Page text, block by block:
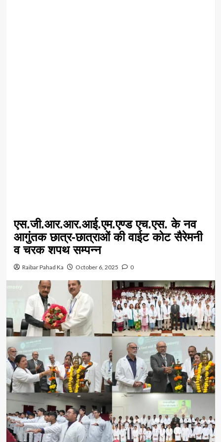
एस.जी.आर.आर.आई.एम.एण्ड एच.एस. के नव
आगुंतक छात्र-छात्राओं की वाईट कोट सैरेमनी
व चरक शपथ सम्पन्न
Raibar Pahad Ka October 6, 2025 0